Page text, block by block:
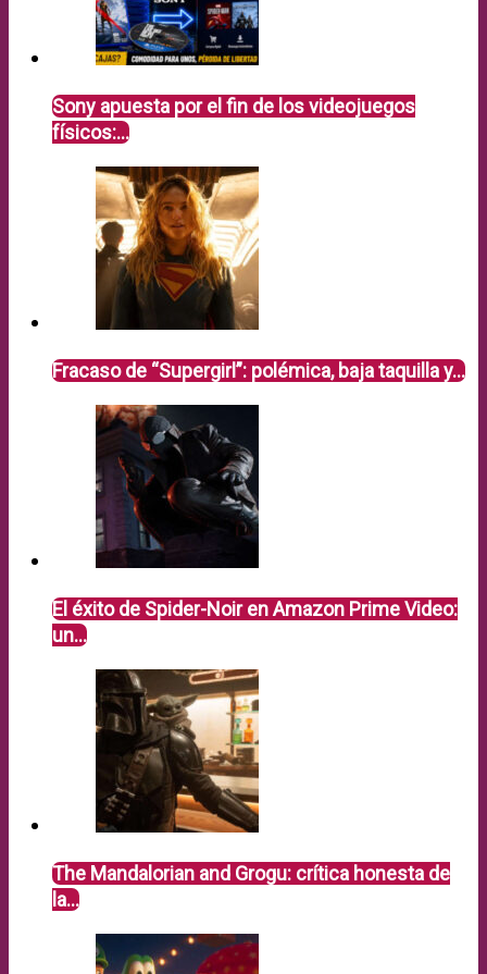
Sony apuesta por el fin de los videojuegos
físicos:…
Fracaso de “Supergirl”: polémica, baja taquilla y…
El éxito de Spider-Noir en Amazon Prime Video:
un…
The Mandalorian and Grogu: crítica honesta de
la…